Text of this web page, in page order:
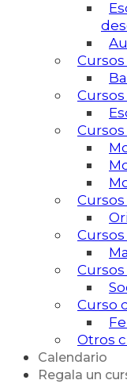
Curso
Otros
Calendario
Regala un